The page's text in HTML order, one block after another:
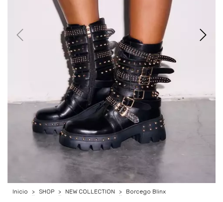
Inicio > SHOP > NEW COLLECTION > Borcego Blinx